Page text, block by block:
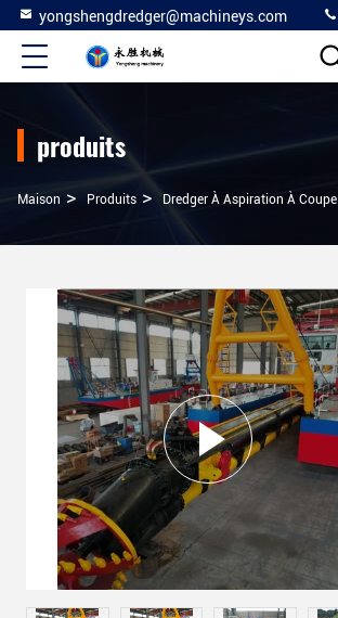
yongshengdredger@machineys.com
produits
Maison > Produits > Dredger À Aspiration À Coupe